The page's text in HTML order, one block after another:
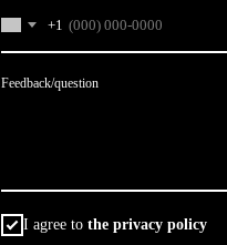
undefined
+1
Feedback/question
I agree to the privacy policy